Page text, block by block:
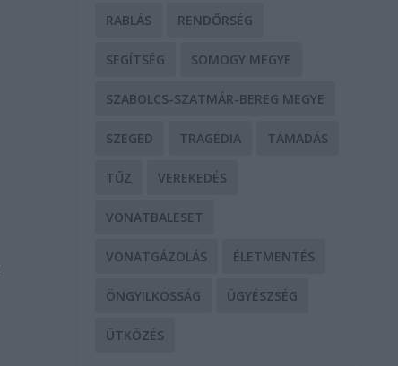
RABLÁS RENDŐRSÉG
SEGÍTSÉG SOMOGY MEGYE
SZABOLCS-SZATMÁR-BEREG MEGYE
SZEGED TRAGÉDIA TÁMADÁS
TŰZ VEREKEDÉS
VONATBALESET
VONATGÁZOLÁS ÉLETMENTÉS
ÖNGYILKOSSÁG ÜGYÉSZSÉG
ÜTKÖZÉS